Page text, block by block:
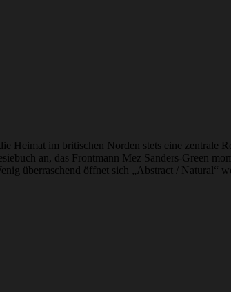
Heimat im britischen Norden stets eine zentrale
an, das Frontmann Mez Sanders-Green
überraschend öffnet sich „Abstract / Natural“